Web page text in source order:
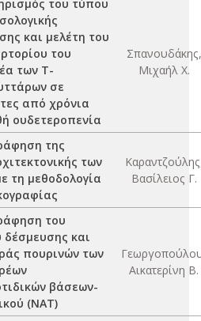
του τύπου
και μελέτη του
του
των Τ-
σε
από χρόνια
ουδετεροπενία
Σπανουδάκης,
Μιχαήλ Χ.
της
των
τη μεθοδολογία
Βασίλειος Γ.
του
δέσμευσης και
πουρινών των
βάσεων-
(ΝΑΤ)
Αικατερίνη Β.